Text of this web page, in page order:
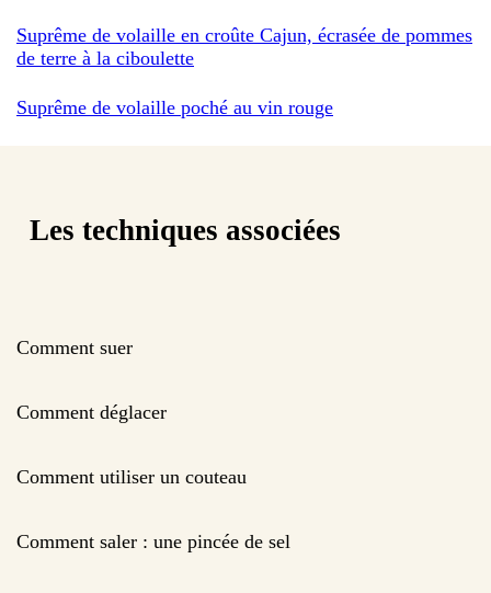
Suprême de volaille en croûte Cajun, écrasée de pommes
de terre à la ciboulette
Suprême de volaille poché au vin rouge
Les techniques associées
Comment suer
Comment déglacer
Comment utiliser un couteau
Comment saler : une pincée de sel